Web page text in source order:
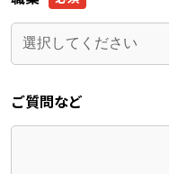
ご質問など